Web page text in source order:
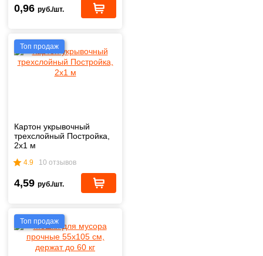
0,96 руб./шт.
Топ продаж
Картон укрывочный
трехслойный Постройка,
2х1 м
4.9 10 отзывов
4,59 руб./шт.
Топ продаж